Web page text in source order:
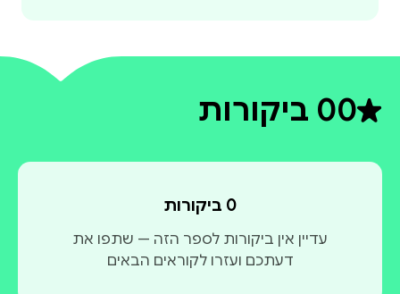
0דירוג ממוצע 0 מתוך 5
0 ביקורות
0 ביקורות
עדיין אין ביקורות לספר הזה — שתפו את
דעתכם ועזרו לקוראים הבאים